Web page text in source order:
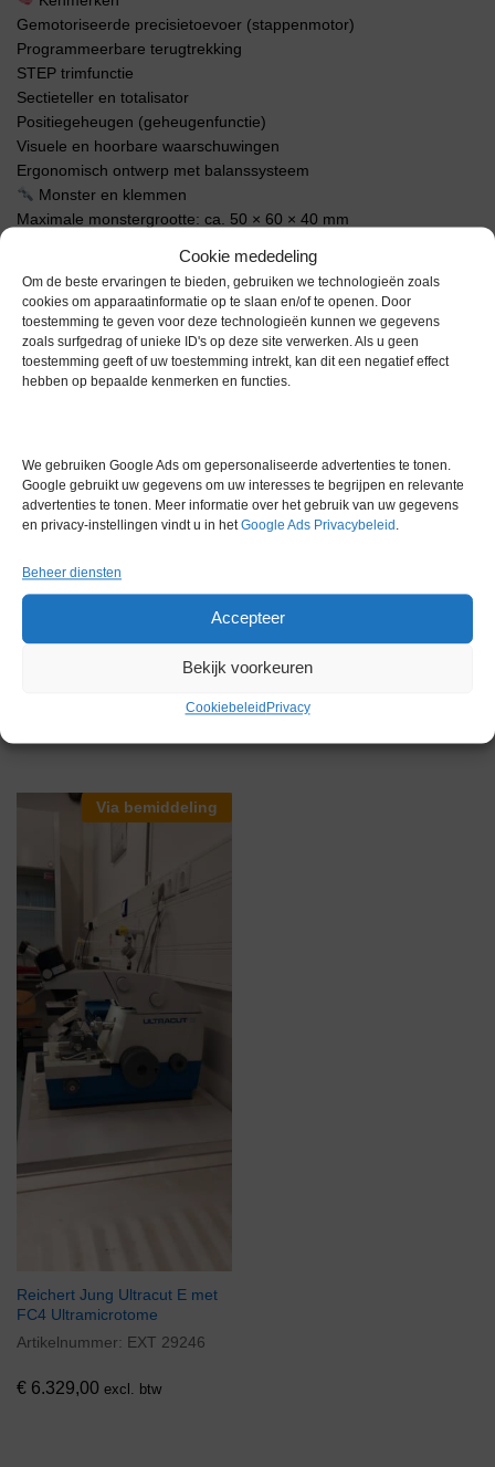
Cookie mededeling
Om de beste ervaringen te bieden, gebruiken we technologieën zoals
cookies om apparaatinformatie op te slaan en/of te openen. Door
toestemming te geven voor deze technologieën kunnen we gegevens
zoals surfgedrag of unieke ID's op deze site verwerken. Als u geen
toestemming geeft of uw toestemming intrekt, kan dit een negatief effect
hebben op bepaalde kenmerken en functies.
We gebruiken Google Ads om gepersonaliseerde advertenties te tonen.
Google gebruikt uw gegevens om uw interesses te begrijpen en relevante
advertenties te tonen. Meer informatie over het gebruik van uw gegevens
en privacy-instellingen vindt u in hetGoogle Ads Privacybeleid .
Beheer diensten
Accepteer
Bekijk voorkeuren
Cookiebeleid Privacy
Gemotoriseerde precisietoevoer (stappenmotor)
Programmeerbare terugtrekking
STEP trimfunctie
Sectieteller en totalisator
Positiegeheugen (geheugenfunctie)
Visuele en hoorbare waarschuwingen
Ergonomisch ontwerp met balanssysteem
Monster en klemmen
Maximale monstergrootte: ca. 50 × 60 × 40 mm
Verticaal: ±8°
Meshouder: geschikt voor wegwerpmesjes met hoog en laag
profiel
Afmetingen en gewicht
Afmetingen (B × D × H): 477 × 620 × 295 mm
Extra informatie
Gerelateerde producten
Via bemiddeling
Reichert Jung Ultracut E met
FC4 Ultramicrotome
Artikelnummer: EXT 29246
€ 6.329,00 excl. btw